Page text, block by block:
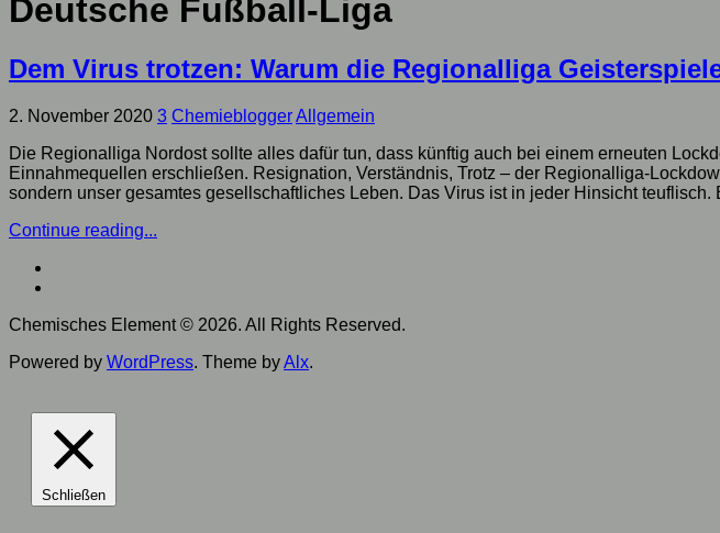
Deutsche Fußball-Liga
Dem Virus trotzen: Warum die Regionalliga
2. November 2020 3 ChemiebloggerAllgemein
Die Regionalliga Nordost sollte alles dafür tun, dass künftig auch bei einem erneuten
Einnahmequellen erschließen. Resignation, Verständnis, Trotz – der Regionalliga-
sondern unser gesamtes gesellschaftliches Leben. Das Virus ist in jeder Hinsicht
Continue reading...
Chemisches Element © 2026. All Rights Reserved.
Powered by WordPress. Theme byAlx.
Schließen